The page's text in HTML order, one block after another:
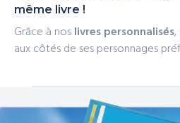
même livre !
Grâce à noslivres personnalisés,
aux côtés de ses personnages